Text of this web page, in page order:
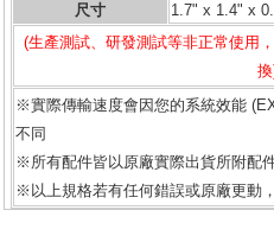
尺寸
1.7" x 1.4" x
(生產測試、研發測試等非正常使用
※實際傳輸速度會因您的系統效能
不同
※所有配件皆以原廠實際出貨所附配
※以上規格若有任何錯誤或原廠更動